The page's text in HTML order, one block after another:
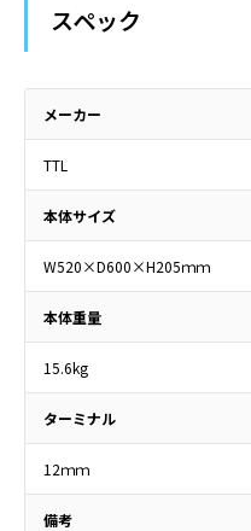
スペック
メーカー
TTL
本体サイズ
W520×D600×H205ｍｍ
本体重量
15.6kg
ターミナル
12ｍｍ
備考